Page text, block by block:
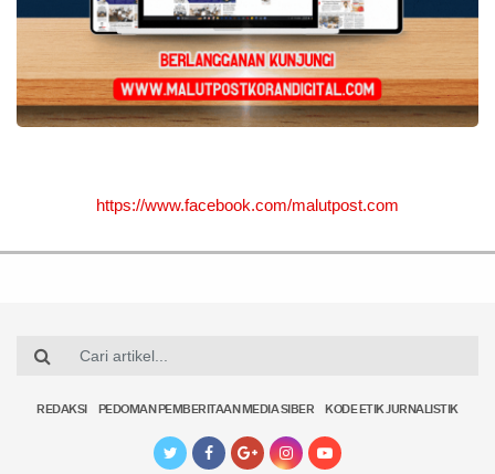
https://www.facebook.com/malutpost.com
REDAKSI PEDOMAN PEMBERITAAN MEDIA SIBER KODE ETIK JURNALISTIK